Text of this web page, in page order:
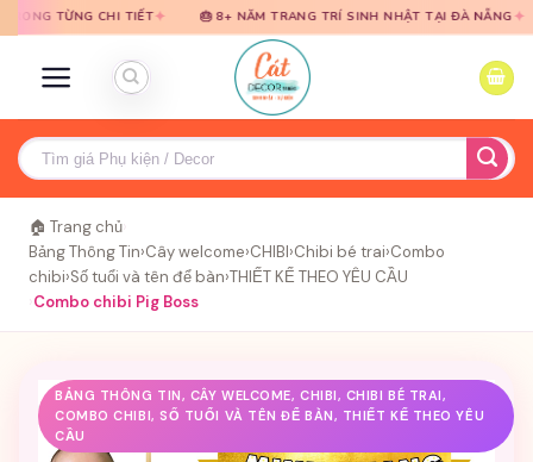
qua
qua
CHI TIẾT✦ 🎂 8+ NĂM TRANG TRÍ SINH NHẬT TẠI ĐÀ NẴNG✦ 🎈 TƯ
Tìm
kiếm:
🏠 Trang chủ
Bảng Thông Tin›Cây welcome›CHIBI›Chibi bé trai›Combo
chibi›Số tuổi và tên để bàn›THIẾT KẾ THEO YÊU CẦU
Combo chibi Pig Boss
BẢNG THÔNG TIN, CÂY WELCOME, CHIBI, CHIBI BÉ TRAI,
COMBO CHIBI, SỐ TUỔI VÀ TÊN ĐỂ BÀN, THIẾT KẾ THEO YÊU
CẦU